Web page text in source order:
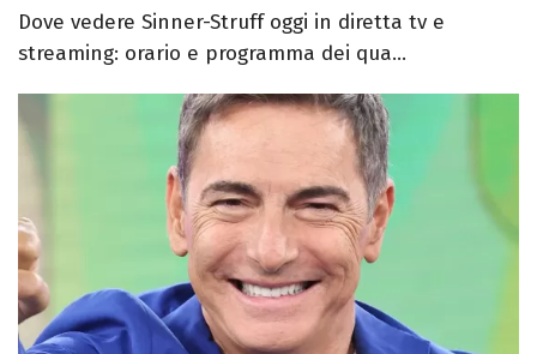
Dove vedere Sinner-Struff oggi in diretta tv e
streaming: orario e programma dei qua...